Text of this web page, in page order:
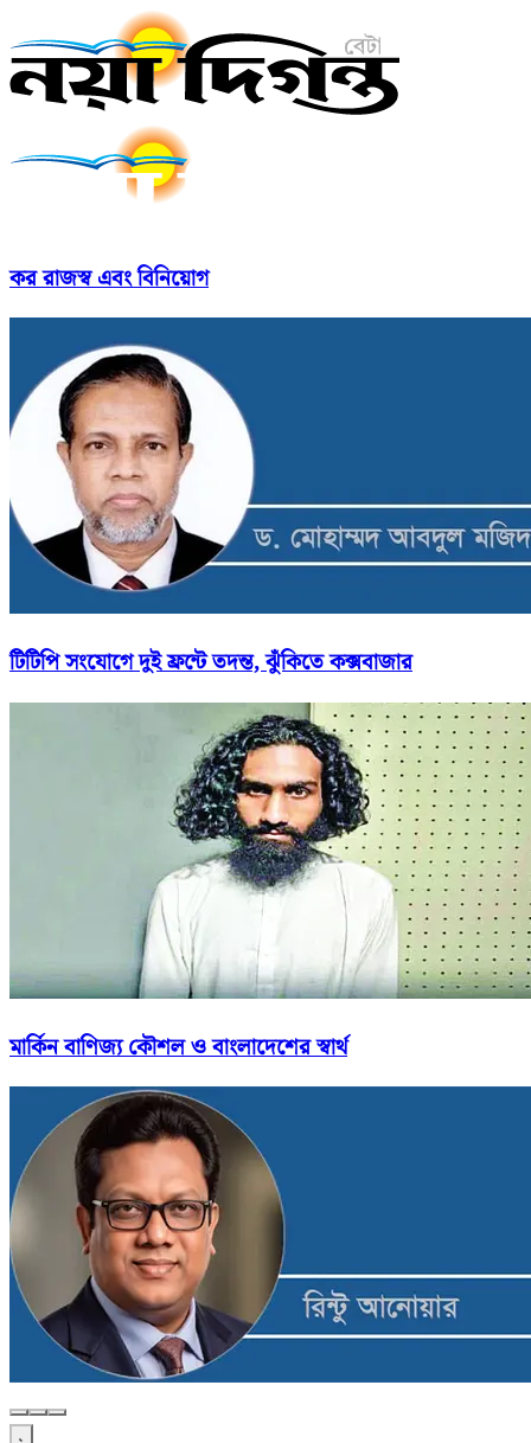
কর রাজস্ব এবং বিনিয়োগ
টিটিপি সংযোগে দুই ফ্রন্টে তদন্ত, ঝুঁকিতে কক্সবাজার
মার্কিন বাণিজ্য কৌশল ও বাংলাদেশের স্বার্থ